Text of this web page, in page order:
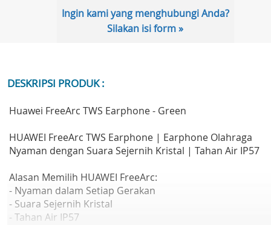
Ingin kami yang menghubungi Anda?
Silakan isi form »
DESKRIPSI PRODUK :
Huawei FreeArc TWS Earphone - Green
HUAWEI FreeArc TWS Earphone | Earphone Olahraga
Nyaman dengan Suara Sejernih Kristal | Tahan Air IP57
Alasan Memilih HUAWEI FreeArc:
- Nyaman dalam Setiap Gerakan
- Suara Sejernih Kristal
- Tahan Air IP57